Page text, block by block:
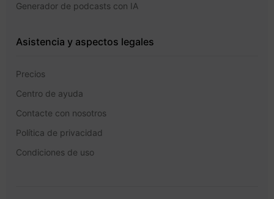
Generador de podcasts con IA
Asistencia y aspectos legales
Precios
Centro de ayuda
Contacte con nosotros
Política de privacidad
Condiciones de uso